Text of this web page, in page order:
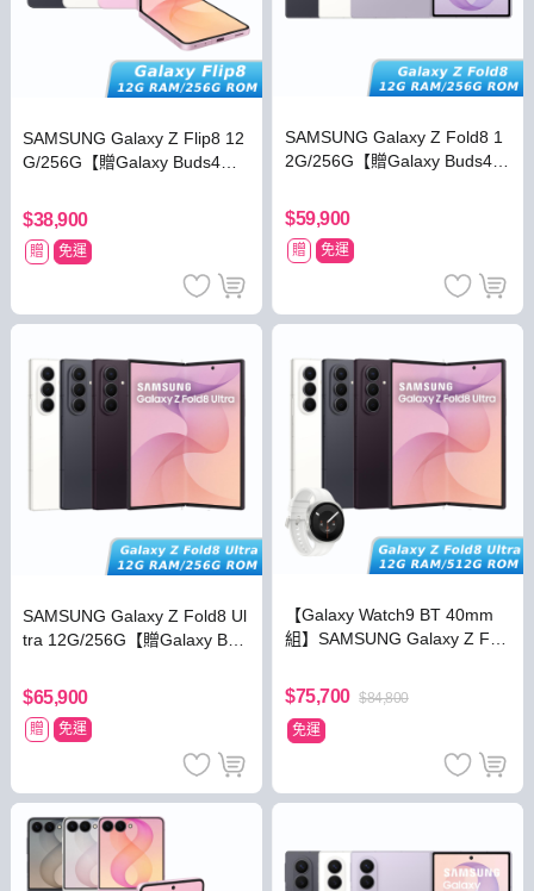
SAMSUNG Galaxy Z Flip8 12
G/256G【贈Galaxy Buds4耳
$38,900
贈 免運
SAMSUNG Galaxy Z Fold8 1
2G/256G【贈Galaxy Buds4耳
$59,900
贈 免運
SAMSUNG Galaxy Z Fold8 Ul
tra 12G/256G【贈Galaxy Bud
$65,900
贈 免運
【Galaxy Watch9 BT 40mm
組】SAMSUNG Galaxy Z Fol
$75,700 $84,800
免運